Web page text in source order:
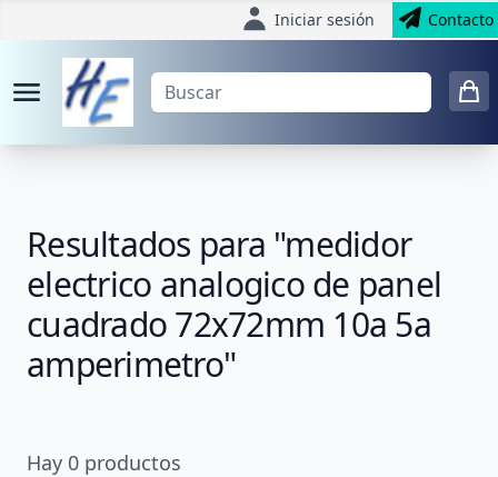
Iniciar sesión Contacto
Resultados para "medidor
electrico analogico de panel
cuadrado 72x72mm 10a 5a
amperimetro"
Hay 0 productos